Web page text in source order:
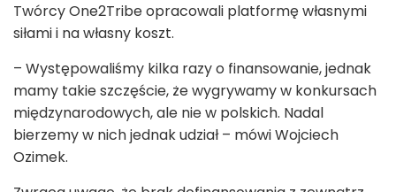
Twórcy One2Tribe opracowali platformę własnymi
siłami i na własny koszt.
– Występowaliśmy kilka razy o finansowanie, jednak
mamy takie szczęście, że wygrywamy w konkursach
międzynarodowych, ale nie w polskich. Nadal
bierzemy w nich jednak udział – mówi Wojciech
Ozimek.